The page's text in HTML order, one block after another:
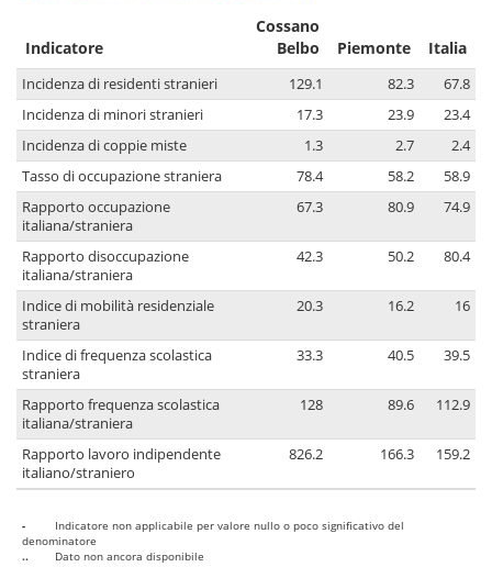
Indicatore
Cossano
Belbo
Piemonte Italia
Incidenza di residenti stranieri 129.1 82.3
67.8
Incidenza di minori stranieri
17.3 23.9
23.4
Incidenza di coppie miste
1.3 2.7
2.4
Tasso di occupazione straniera
78.4 58.2
58.9
Rapporto occupazione
italiana/straniera
67.3 80.9 74.9
Rapporto disoccupazione
italiana/straniera
42.3 50.2 80.4
Indice di mobilità residenziale
straniera
20.3 16.2 16
Indice di frequenza scolastica
straniera
33.3 40.5 39.5
Rapporto frequenza scolastica
italiana/straniera
128 89.6 112.9
Rapporto lavoro indipendente
italiano/straniero
826.2 166.3 159.2
-
Indicatore non applicabile per valore nullo o poco significativo del
denominatore
..
Dato non ancora disponibile